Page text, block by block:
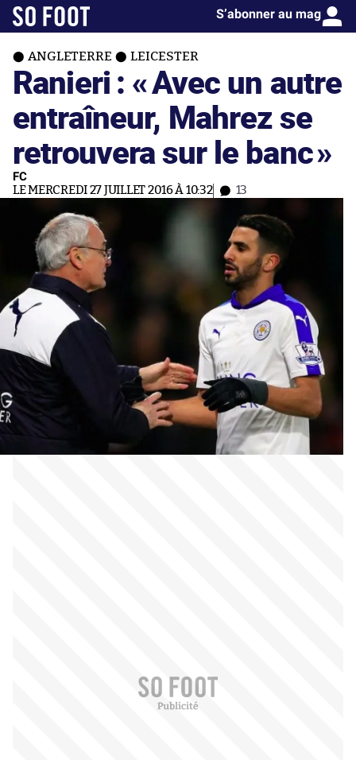
S’abonner au mag
ANGLETERRE LEICESTER
Ranieri : «Avec un autre
entraîneur, Mahrez se
retrouvera sur le banc»
FC
LE MERCREDI 27 JUILLET 2016 À 10:32 13